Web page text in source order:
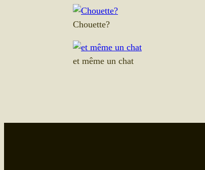
Chouette?
et même un chat